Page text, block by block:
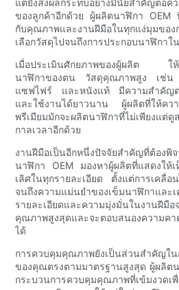
แต่ยังส่งผลกระทบอย่างมีนัยสำคัญต่อค
ของลูกค้าอีกด้วย ผู้ผลิตนาฬิกา OEM
กับคุณภาพและงานฝีมือในทุกแง่มุมขอ
เลือกวัสดุไปจนถึงการประกอบนาฬิกา
เมื่อประเมินศักยภาพของผู้ผลิต ให้ใ
นาฬิกาของตน วัสดุคุณภาพสูง เช่
แซฟไฟร์ และหนังแท้ มีความสำคัญต่
และใช้งานได้ยาวนาน ผู้ผลิตที่ให้คว
พรีเมียมมักจะผลิตนาฬิกาที่ไม่เพียงแ
กาลเวลาอีกด้วย
งานฝีมือเป็นอีกหนึ่งปัจจัยสำคัญที่ต้องพิ
นาฬิกา OEM มองหาผู้ผลิตที่แสดงให้เ
เลิศในทุกรายละเอียด ตั้งแต่การเคลื่
จนถึงความแม่นยำของเข็มนาฬิกาแล
รายละเอียดและความมุ่งมั่นในงานฝีมื
คุณภาพสูงสุดและจะตอบสนองความค
ได้
การควบคุมคุณภาพยังเป็นส่วนสำคัญใ
ของคุณตรงตามมาตรฐานสูงสุด ผู้ผลิต
กระบวนการควบคุมคุณภาพที่เข้มงวดเ